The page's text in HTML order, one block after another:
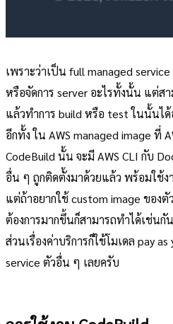
เพราะว่าเป็น full managed
หรือจัดการ server อะไรทั้งนั้น แต่ส
แล้วทำการ build หรือ test ในนั้นได้
อีกทั้ง ใน AWS managed image ที่
CodeBuild นั้น จะมี AWS CLI กับ
อื่น ๆ ถูกติดตั้งมาด้วยแล้ว พร้อมใช้
แต่ถ้าอยากใช้ custom image ของตั
ต้องการมากขึ้นก็สามารถทำได้เช่นกัน
ส่วนเรื่องค่าบริการก็ใช้โมเดล pay
service ตัวอื่น ๆ เลยครับ